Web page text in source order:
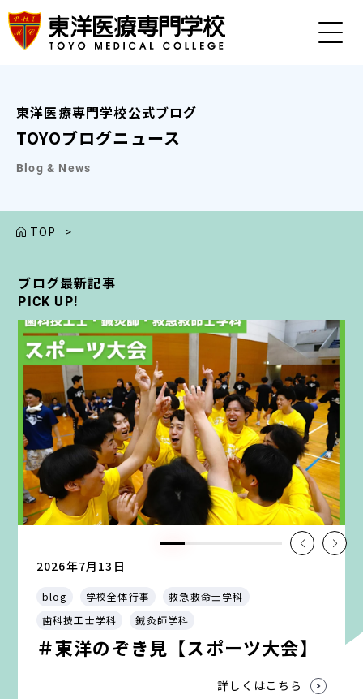
東洋医療専門学校公式ブログ
TOYOブログニュース
Blog & News
TOP >
ブログ最新記事
PICK UP!
2026年7月13日
blog 学校全体行事
救急救命士学科
歯科技工士学科
鍼灸師学科
＃東洋のぞき見【スポーツ大会】
詳しくはこちら
ブログ最新記事
PICK UP!
ブログ最新記事
PICK UP!
ブログ最新記事
PICK UP!
ブログ最新記事
PICK UP!